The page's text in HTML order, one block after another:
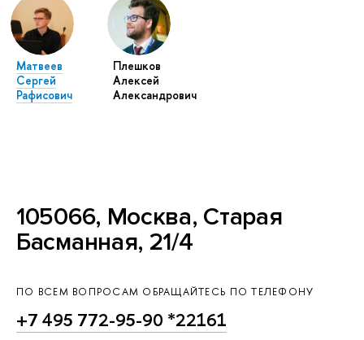
Матвеев
Сергей
Рафисович
Плешков
Алексей
Александрович
105066, Москва, Старая
Басманная, 21/4
ПО ВСЕМ ВОПРОСАМ ОБРАЩАЙТЕСЬ ПО ТЕЛЕФОНУ
+7 495 772-95-90 *22161